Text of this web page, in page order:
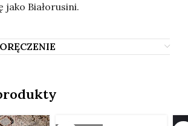
jako Białorusini.